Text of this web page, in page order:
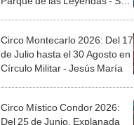
Circo Montecarlo 2026: Del 17
de Julio hasta el 30 Agosto en
Círculo Militar - Jesús María
Circo Místico Condor 2026:
Del 25 de Junio. Explanada
Costa 21